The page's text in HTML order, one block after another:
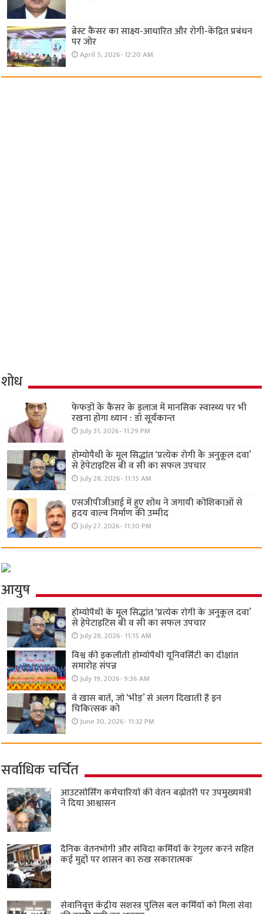
ब्रेस्ट कैंसर का साक्ष्य-आधारित और रोगी-केंद्रित प्रबंधन
पर जोर
April 5, 2026- 12:20 AM
शोध
फेफड़ों के कैंसर के इलाज में मानसिक स्वास्थ्य पर भी
रखना होगा ध्यान : डॉ सूर्यकान्त
July 31, 2026- 11:29 PM
होम्योपैथी के मूल सिद्धांत ‘प्रत्येक रोगी केे अनुकूल दवा’
से हेपेटाइटिस बी व सी का सफल उपचार
July 28, 2026- 11:15 AM
एसजीपीजीआई में हुए शोध ने जगायी कोशिकाओं से
हृदय वाल्व निर्माण की उम्मीद
July 27, 2026- 11:30 PM
आयुष
होम्योपैथी के मूल सिद्धांत ‘प्रत्येक रोगी केे अनुकूल दवा’
से हेपेटाइटिस बी व सी का सफल उपचार
July 28, 2026- 11:15 AM
विश्व की इकलौती होम्योपैथी यूनिवर्सिटी का दीक्षांत
समारोह संपन्न
July 19, 2026- 9:36 AM
वे खास बातें, जो ‘भीड़’ से अलग दिखाती हैं इन
चिकित्सक को
June 30, 2026- 11:32 PM
सर्वाधिक चर्चित
आउटसोर्सिंग कर्मचारियों की वेतन बढ़ोतरी पर उपमुख्यमंत्री
ने दिया आश्वासन
दैनिक वेतनभोगी और संविदा कर्मियों के रेगुलर करने सहित
कई मुद्दों पर शासन का रुख सकारात्मक
सेवानिवृत्त केंद्रीय सशस्त्र पुलिस बल ​कर्मियों को मिला सेवा